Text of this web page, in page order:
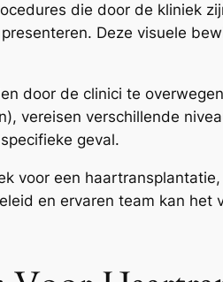
die door de kliniek
Deze visuele
door de clinici te
vereisen verschillende
geval.
voor een
en ervaren team kan het